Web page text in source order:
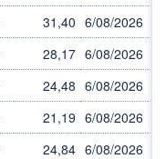
31,40 6/08/2026
28,17 6/08/2026
24,48 6/08/2026
21,19 6/08/2026
24,84 6/08/2026